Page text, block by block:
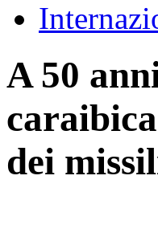
A 50
dei